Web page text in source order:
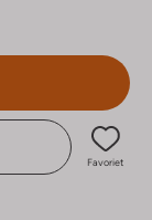
Favoriet